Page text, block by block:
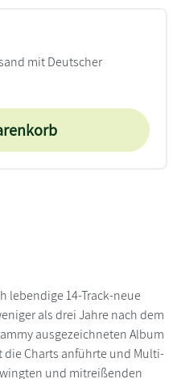
mit Deutscher
lebendige 14-Track-neue
als drei Jahre nach dem
ausgezeichneten Album
Charts anführte und Multi-
und mitreißenden